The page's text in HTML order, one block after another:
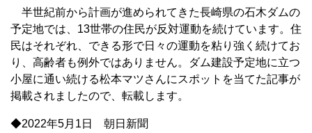
半世紀前から計画が進められてきた長崎県の石木ダムの
予定地では、13世帯の住民が反対運動を続けています。住
民はそれぞれ、できる形で日々の運動を粘り強く続けてお
り、高齢者も例外ではありません。ダム建設予定地に立つ
小屋に通い続ける松本マツさんにスポットを当てた記事が
掲載されましたので、転載します。
◆2022年5月1日 朝日新聞